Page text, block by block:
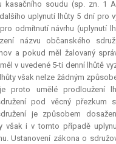
kasačního soudu (sp. zn. 1
uplynutí lhůty 5 dní pro
odmítnutí návrhu (uplynutí
názvu občanského
a pokud měl žalovaný
v uvedené 5-ti denní lhůtě
však nelze žádným
proto umělé prodloužení
pod věcný přezkum
je způsobem
však i v tomto případě
Ustanovení zákona o